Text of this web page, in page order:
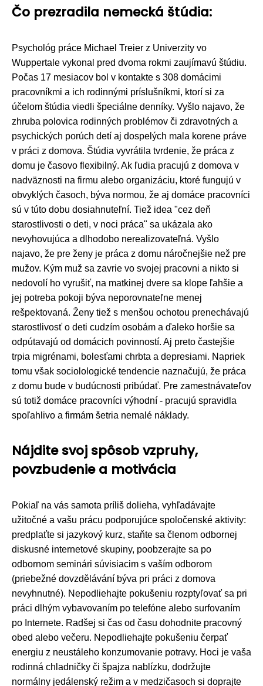
Čo prezradila nemecká štúdia:
Psychológ práce Michael Treier z Univerzity vo
Wuppertale vykonal pred dvoma rokmi zaujímavú štúdiu.
Počas 17 mesiacov bol v kontakte s 308 domácimi
pracovníkmi a ich rodinnými príslušníkmi, ktorí si za
účelom štúdia viedli špeciálne denníky. Vyšlo najavo, že
zhruba polovica rodinných problémov či zdravotných a
psychických porúch detí aj dospelých mala korene práve
v práci z domova. Štúdia vyvrátila tvrdenie, že práca z
domu je časovo flexibilný. Ak ľudia pracujú z domova v
nadväznosti na firmu alebo organizáciu, ktoré fungujú v
obvyklých časoch, býva normou, že aj domáce pracovníci
sú v túto dobu dosiahnuteľní. Tiež idea "cez deň
starostlivosti o deti, v noci práca" sa ukázala ako
nevyhovujúca a dlhodobo nerealizovateľná. Vyšlo
najavo, že pre ženy je práca z domu náročnejšie než pre
mužov. Kým muž sa zavrie vo svojej pracovni a nikto si
nedovolí ho vyrušiť, na matkinej dvere sa klope ľahšie a
jej potreba pokoji býva neporovnateľne menej
rešpektovaná. Ženy tiež s menšou ochotou prenechávajú
starostlivosť o deti cudzím osobám a ďaleko horšie sa
odpútavajú od domácich povinností. Aj preto častejšie
trpia migrénami, bolesťami chrbta a depresiami. Napriek
tomu však sociolologické tendencie naznačujú, že práca
z domu bude v budúcnosti pribúdať. Pre zamestnávateľov
sú totiž domáce pracovníci výhodní - pracujú spravidla
spoľahlivo a firmám šetria nemalé náklady.
Nájdite svoj spôsob vzpruhy,
povzbudenie a motivácia
Pokiaľ na vás samota príliš dolieha, vyhľadávajte
užitočné a vašu prácu podporujúce spoločenské aktivity:
predplaťte si jazykový kurz, staňte sa členom odbornej
diskusné internetové skupiny, poobzerajte sa po
odbornom seminári súvisiacim s vaším odborom
(priebežné dovzdělávání býva pri práci z domova
nevyhnutné). Nepodliehajte pokušeniu rozptyľovať sa pri
práci dlhým vybavovaním po telefóne alebo surfovaním
po Internete. Radšej si čas od času dohodnite pracovný
obed alebo večeru. Nepodliehajte pokušeniu čerpať
energiu z neustáleho konzumovanie potravy. Hoci je vaša
rodinná chladničky či špajza nablízku, dodržujte
normálny jedálenský režim a v medzičasoch si doprajte